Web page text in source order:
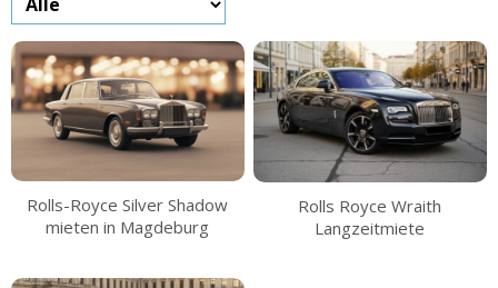
Rolls-Royce Silver Shadow
mieten in Magdeburg
Rolls Royce Wraith
Langzeitmiete